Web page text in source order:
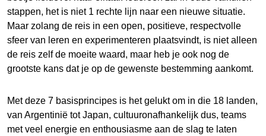
stappen, het is niet 1 rechte lijn naar een nieuwe situatie.
Maar zolang de reis in een open, positieve, respectvolle
sfeer van leren en experimenteren plaatsvindt, is niet alleen
de reis zelf de moeite waard, maar heb je ook nog de
grootste kans dat je op de gewenste bestemming aankomt.
Met deze 7 basisprincipes is het gelukt om in die 18 landen,
van Argentinië tot Japan, cultuuronafhankelijk dus, teams
met veel energie en enthousiasme aan de slag te laten